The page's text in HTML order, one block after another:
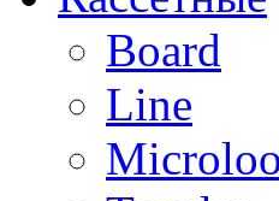
Board
Line